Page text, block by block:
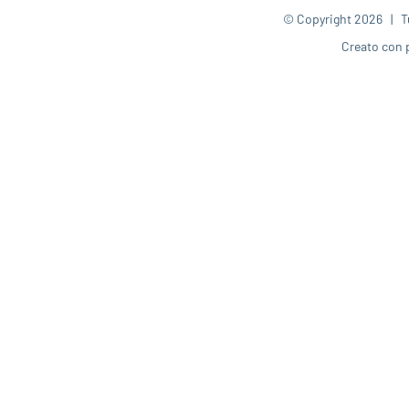
© Copyright2026 |
Creato con